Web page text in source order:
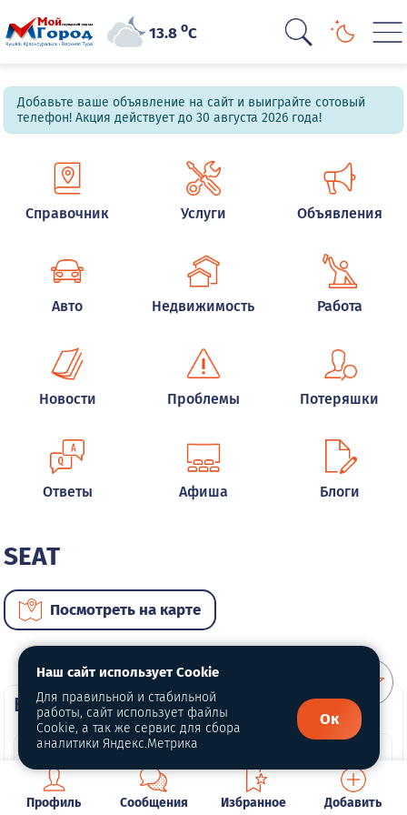
13.8oC
Добавьте ваше объявление на сайт и выиграйте сотовый
телефон! Акция действует до 30 августа 2026 года!
Справочник Услуги Объявления
Авто Недвижимость Работа
Новости Проблемы Потеряшки
Ответы Афиша Блоги
SEAT
Посмотреть на карте
ВИП автомобили
Профиль Сообщения Избранное Добавить
Наш сайт использует Cookie
Для правильной и стабильной
работы, сайт использует файлы
Cookie, а так же сервис для сбора
аналитики Яндекс.Метрика
Ок